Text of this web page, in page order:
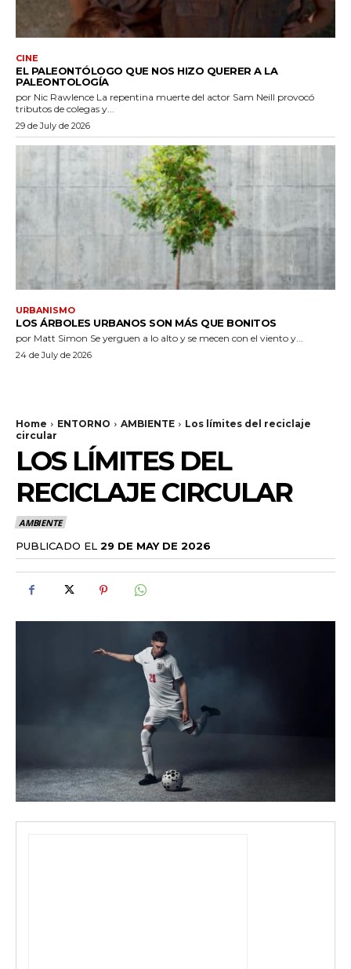
CINE
EL PALEONTÓLOGO QUE NOS HIZO QUERER A LA
PALEONTOLOGÍA
por Nic Rawlence La repentina muerte del actor Sam Neill provocó
tributos de colegas y...
29 de July de 2026
URBANISMO
LOS ÁRBOLES URBANOS SON MÁS QUE BONITOS
por Matt Simon Se yerguen a lo alto y se mecen con el viento y...
24 de July de 2026